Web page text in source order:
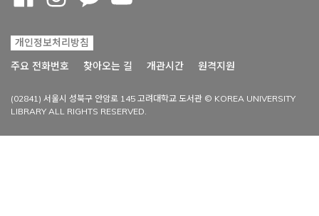
개인정보처리방침
주요 전화번호
찾아오는 길 개관시간 원격지원
(02841) 서울시 성북구 안암로 145 고려대학교 도서관 © KOREA UNIVERSITY
LIBRARY ALL RIGHTS RESERVED.